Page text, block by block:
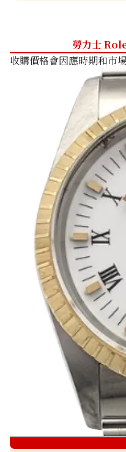
勞力士
收購價格會因應時期和市